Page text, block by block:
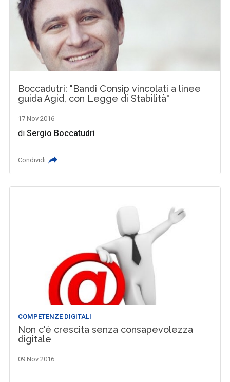
Boccadutri: "Bandi Consip vincolati a linee
guida Agid, con Legge di Stabilità"
17 Nov 2016
diSergio Boccatudri
Condividi
COMPETENZE DIGITALI
Non c'è crescita senza consapevolezza
digitale
09 Nov 2016